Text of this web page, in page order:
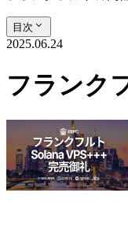
目次
2025.06.24
フランク